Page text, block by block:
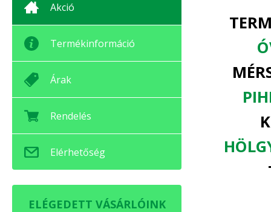
Akció
Termékinformáció
Árak
Rendelés
Elérhetőség
ELÉGEDETT VÁSÁRLÓINK